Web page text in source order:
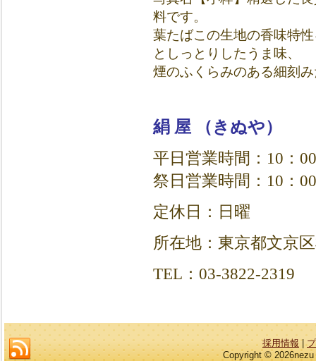
料です。
葉たばこの生地の香味特
としっとりしたうま味、
煙のふくらみのある細刻
絹 屋 （きぬや）
平日営業時間：10：
祭日営業時間：10：
定休日：日曜
所在地：東京都文京
TEL：03-3822-2319
採用情報 |
Copyright ©